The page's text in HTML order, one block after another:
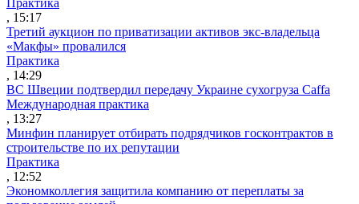
, 15:17
Третий аукцион по приватизации активов экс-владельца
«Макфы» провалился
Практика
, 14:29
ВС Швеции подтвердил передачу Украине сухогруза Caffa
Международная практика
, 13:27
Минфин планирует отбирать подрядчиков госконтрактов в
строительстве по их репутации
Практика
, 12:52
Экономколлегия защитила компанию от переплаты за